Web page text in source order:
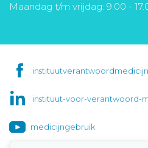
Maandag t/m vrijdag: 9.00 -
instituut-voor-verantwoord-
medicijngebruik